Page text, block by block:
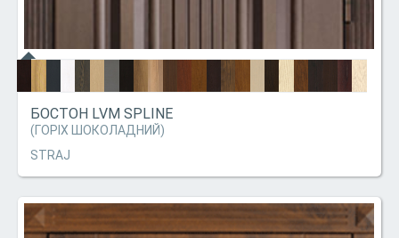
БОСТОН LVM SPLINE
(ГОРІХ ШОКОЛАДНИЙ)
STRAJ